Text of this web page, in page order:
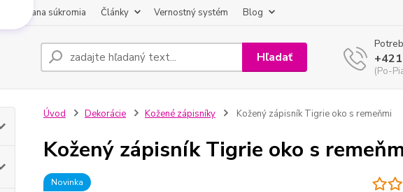
Ochrana súkromia Články Vernostný systém Blog
Hľadať
(Po-
Úvod Dekorácie Kožené zápisníky Kožený zápisník Tigrie oko s remeňmi
Kožený zápisník Tigrie oko s
Novinka